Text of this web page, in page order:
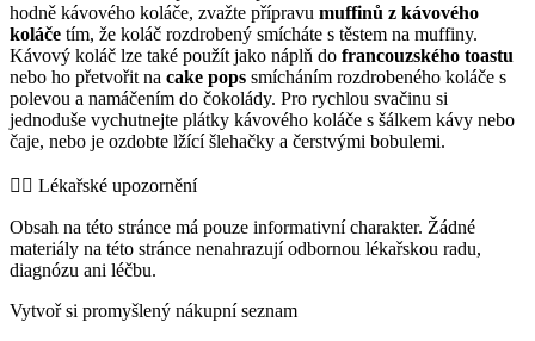
hodně kávového koláče, zvažte přípravu muffinů z kávového
koláče tím, že koláč rozdrobený smícháte s těstem na muffiny.
Kávový koláč lze také použít jako náplň do francouzského toastu
nebo ho přetvořit na cake pops smícháním rozdrobeného koláče s
polevou a namáčením do čokolády. Pro rychlou svačinu si
jednoduše vychutnejte plátky kávového koláče s šálkem kávy nebo
čaje, nebo je ozdobte lžící šlehačky a čerstvými bobulemi.
👨‍⚕️️ Lékařské upozornění
Obsah na této stránce má pouze informativní charakter. Žádné
materiály na této stránce nenahrazují odbornou lékařskou radu,
diagnózu ani léčbu.
Vytvoř si promyšlený nákupní seznam